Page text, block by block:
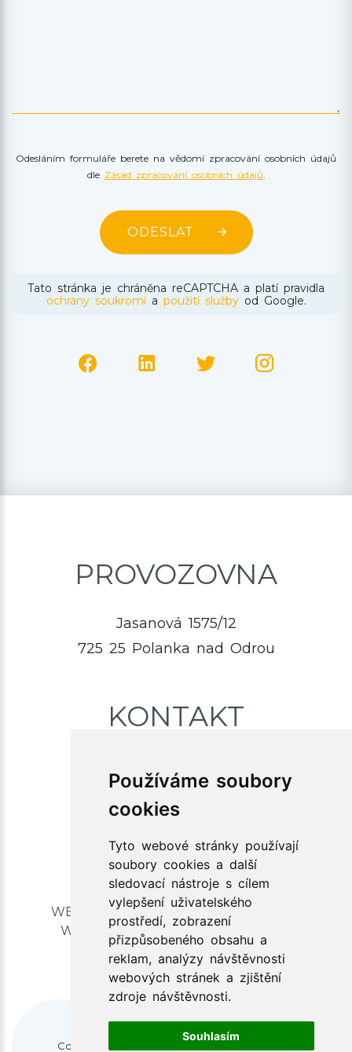
Používáme soubory
cookies
Tyto webové stránky používají
soubory cookies a další
sledovací nástroje s cílem
vylepšení uživatelského
prostředí, zobrazení
přizpůsobeného obsahu a
reklam, analýzy návštěvnosti
webových stránek a zjištění
zdroje návštěvnosti.
Souhlasím
Odesláním formuláře berete na vědomí zpracování osobních údajů
dle Zásad zpracování osobních údajů.
ODESLAT
Tato stránka je chráněna reCAPTCHA a platí pravidla
ochrany soukromía použití službyod Google.
PROVOZOVNA
Jasanová 1575/12
725 25 Polanka nad Odrou
KONTAKT
info@xlibris.cz
WEBOVÉ STRÁNKY TISKOVÁ GRAFIKA
WEBHOSTING SEO OPTIMALIZACE
Copyright ©